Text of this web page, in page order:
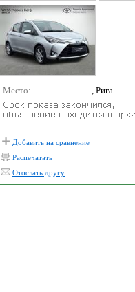
Место: , Рига
Добавить на сравнение
Распечатать
Отослать другу